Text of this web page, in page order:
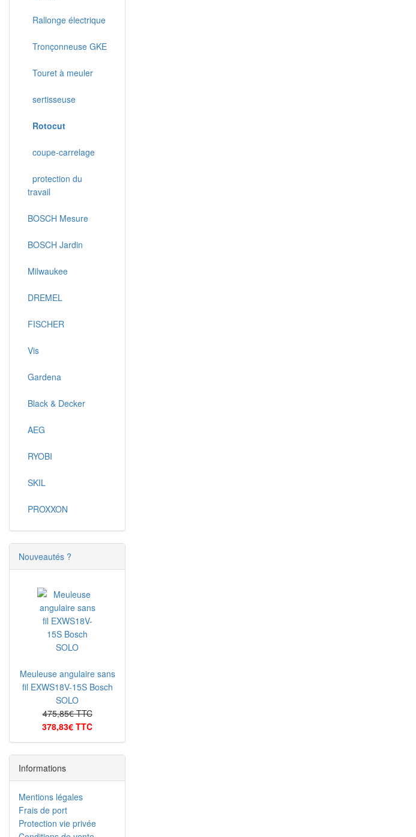
Rallonge électrique
Tronçonneuse GKE
Touret à meuler
sertisseuse
Rotocut
coupe-carrelage
protection du
travail
BOSCH Mesure
BOSCH Jardin
Milwaukee
DREMEL
FISCHER
Vis
Gardena
Black & Decker
AEG
RYOBI
SKIL
PROXXON
Nouveautés ?
Meuleuse angulaire sans
fil EXWS18V-15S Bosch
SOLO
475,85€ TTC
378,83€ TTC
Informations
Mentions légales
Frais de port
Protection vie privée